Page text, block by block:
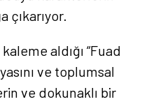
çıkarıyor.
aldığı “Fuad
ve toplumsal
ve dokunaklı bir